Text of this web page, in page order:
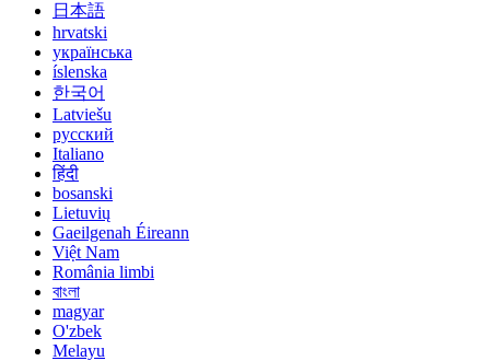
日本語
hrvatski
українська
íslenska
한국어
Latviešu
русский
Italiano
हिंदी
bosanski
Lietuvių
Gaeilgenah Éireann
Việt Nam
România limbi
বাংলা
magyar
O'zbek
Melayu